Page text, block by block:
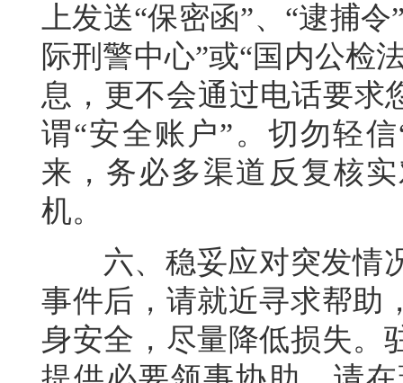
上发送“保密函”、“逮捕
际刑警中心”或“国内公检
息，更不会通过电话要求
谓“安全账户”。切勿轻
来，务必多渠道反复核
机。
六、稳妥应对突发情况
事件后，请就近寻求帮助
身安全，尽量降低损失。